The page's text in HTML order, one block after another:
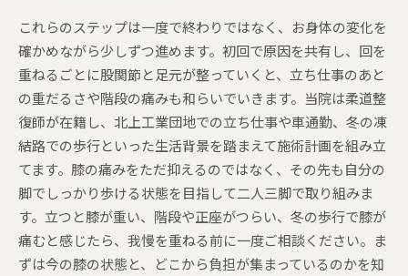
これらのステップは一度で終わりではなく、お身体の変化を
確かめながら少しずつ進めます。初回で原因を共有し、回を
重ねるごとに股関節と足元が整っていくと、立ち仕事のあと
の重だるさや階段の痛みも和らいでいきます。当院は柔道整
復師が在籍し、北上工業団地での立ち仕事や車通勤、冬の凍
結路での歩行といった生活背景を踏まえて施術計画を組み立
てます。膝の痛みをただ抑えるのではなく、その先も自分の
脚でしっかり歩ける状態を目指して二人三脚で取り組みま
す。立つと膝が重い、階段や正座がつらい、冬の歩行で膝が
痛むと感じたら、我慢を重ねる前に一度ご相談ください。ま
ずは今の膝の状態と、どこから負担が集まっているのかを知